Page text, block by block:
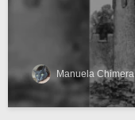
Manuela Chimera